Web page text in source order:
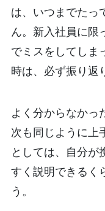
は、いつまでたっ
ん。新入社員に限
でミスをしてしま
時は、必ず振り返
よく分からなかっ
次も同じように上
としては、自分が
すく説明できるく
う。